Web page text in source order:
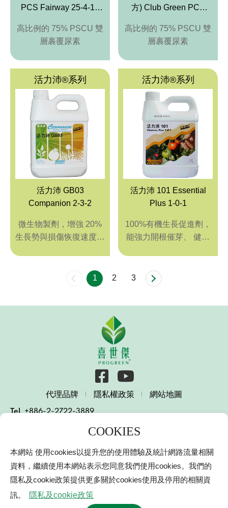
本網站 使用cookies以提升您的使用體驗及統計網路流量相關
資料，繼續使用本網站表示您同意我們使用cookies。我們的
隱私及cookie政策提供更多關於cookies使用及停用的相關資
訊。
隱私及cookie政策
PCS Fairway 25-4-12
高比例的 75% PSCU 雙
層裹覆尿素
方) Club Green PCS
19
高比例的 75% PSCU 雙
層裹覆尿素
活力沛®系列
活力沛 GB03
Companion 2-3-2
微生物製劑，增強 20%
生長勢與損傷恢復速度、
活力沛®系列
活力沛 101 Essential
Plus 1-0-1
100%有機生長促進劑，
能強力開根催芽、 健化
1
2 3
代理品牌 隱私權政策 網站地圖
Tel
+886-2-2722-3889
15 F., No. 10, Sec. 1, Beixin Rd., Xindian Dist., New
Taipei City 231003, Taiwan (R.O.C.)
© 2000-2021 Progreen International Co.
喜世傑興業有限公司 網頁設計